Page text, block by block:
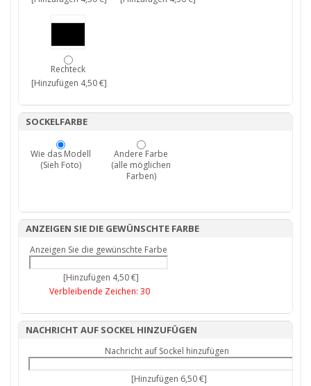
Rechteck
[Hinzufügen 4,50 €]
SOCKELFARBE
Wie das Modell
(Sieh Foto)
Andere Farbe
(alle möglichen
Farben)
ANZEIGEN SIE DIE GEWÜNSCHTE FARBE
Anzeigen Sie die gewünschte Farbe
[Hinzufügen 4,50 €]
Verbleibende Zeichen: 30
NACHRICHT AUF SOCKEL HINZUFÜGEN
Nachricht auf Sockel hinzufügen
[Hinzufügen 6,50 €]